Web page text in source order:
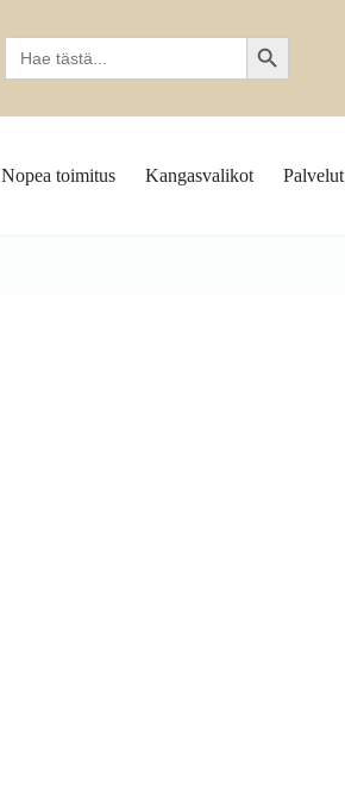
Search
for:
Search Button
Nopea toimitus Kangasvalikot Palvelut